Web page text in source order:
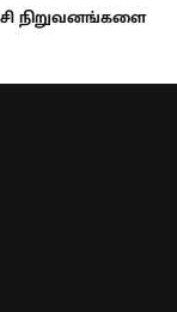
நிறுவனங்களை